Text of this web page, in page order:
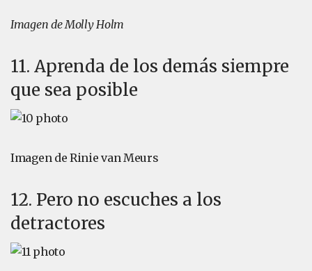
Imagen de Molly Holm
11. Aprenda de los demás siempre
que sea posible
Imagen de Rinie van Meurs
12. Pero no escuches a los
detractores